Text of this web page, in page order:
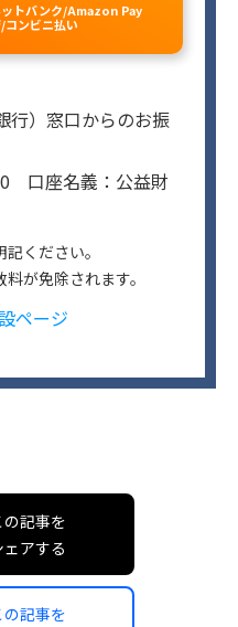
トバンク/Amazon Pay
コンビニ払い
行）窓口からのお振
口座名義：公益財
ください。
が免除されます。
ページ
の記事を
ェアする
の記事を